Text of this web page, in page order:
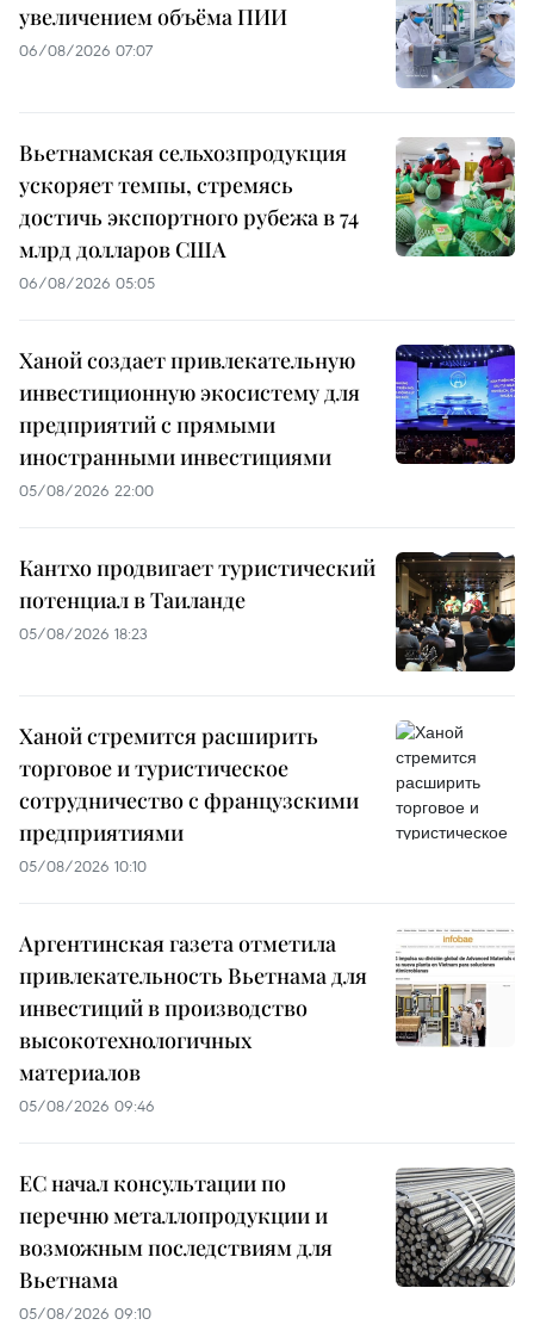
увеличением объёма ПИИ
06/08/2026 07:07
Вьетнамская сельхозпродукция
ускоряет темпы, стремясь
достичь экспортного рубежа в 74
млрд долларов США
06/08/2026 05:05
Ханой создает привлекательную
инвестиционную экосистему для
предприятий с прямыми
иностранными инвестициями
05/08/2026 22:00
Кантхо продвигает туристический
потенциал в Таиланде
05/08/2026 18:23
Ханой стремится расширить
торговое и туристическое
сотрудничество с французскими
предприятиями
05/08/2026 10:10
Аргентинская газета отметила
привлекательность Вьетнама для
инвестиций в производство
высокотехнологичных
материалов
05/08/2026 09:46
ЕС начал консультации по
перечню металлопродукции и
возможным последствиям для
Вьетнама
05/08/2026 09:10